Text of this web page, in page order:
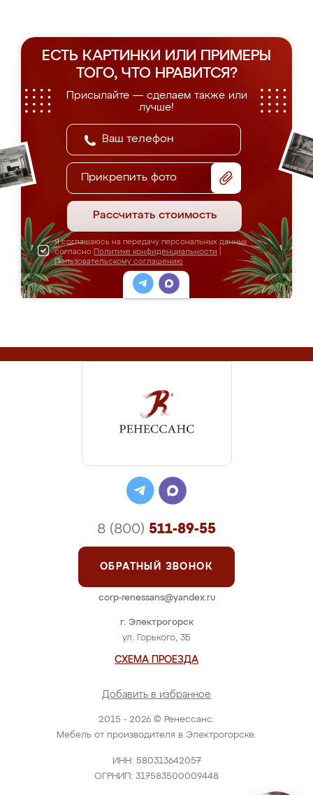
ЕСТЬ КАРТИНКИ ИЛИ ПРИМЕРЫ
ТОГО, ЧТО НРАВИТСЯ?
Присылайте — сделаем также или
лучше!
Прикрепить фото
Рассчитать стоимость
Я соглашаюсь на передачу персональных данных
согласно Политике конфиденциальности
Пользовательскому соглашению
2015 - 2026 © Ренессанс.
Мебель от производителя в Электрогорске.
ИНН: 580313642057
ОГРНИП: 317583500009448
г. Электрогорск
ул. Горького, 3Б
СХЕМА ПРОЕЗДА
Добавить в избранное
8 (800) 511-89-55
ОБРАТНЫЙ ЗВОНОК
corp-renessans@yandex.ru